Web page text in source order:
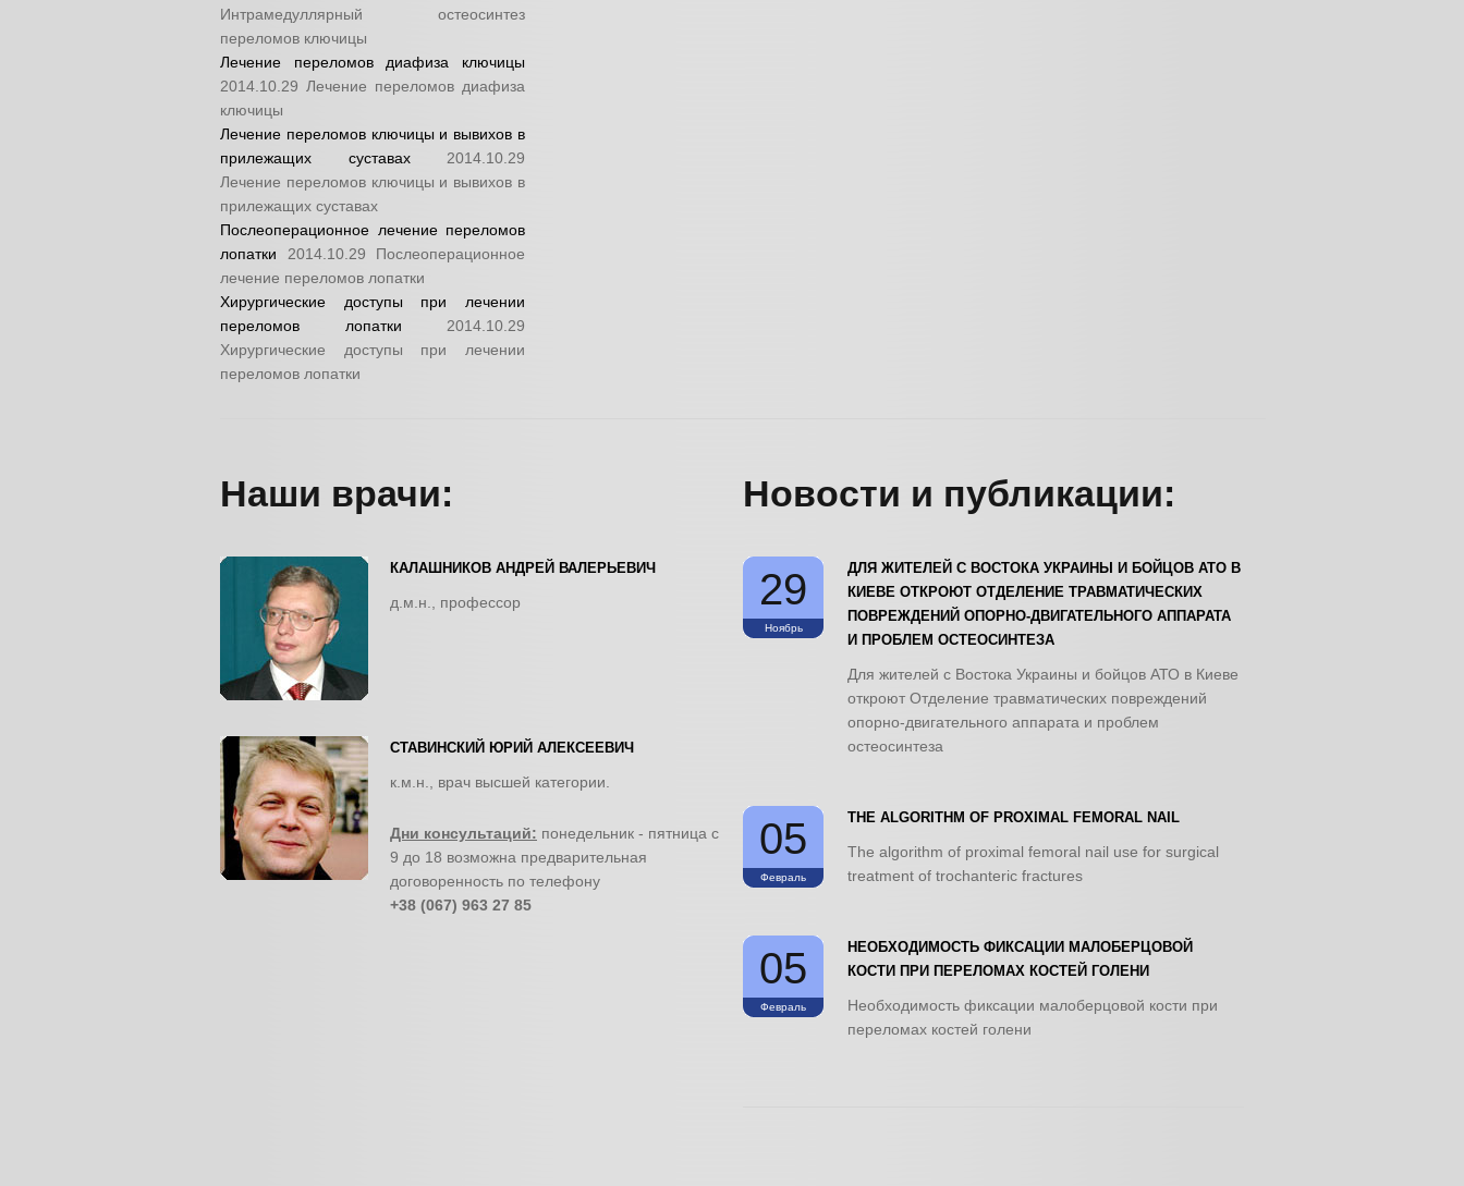
Интрамедуллярный остеосинтез
переломов ключицы
Лечение переломов диафиза ключицы
2014.10.29 Лечение переломов диафиза
ключицы
Лечение переломов ключицы и вывихов в
прилежащих суставах
2014.10.29
Лечение переломов ключицы и вывихов в
прилежащих суставах
Послеоперационное лечение переломов
лопатки
2014.10.29
Послеоперационное
лечение переломов лопатки
Хирургические доступы при лечении
переломов лопатки
2014.10.29
Хирургические доступы при лечении
переломов лопатки
Наши врачи:
КАЛАШНИКОВ АНДРЕЙ ВАЛЕРЬЕВИЧ
д.м.н., профессор
СТАВИНСКИЙ ЮРИЙ АЛЕКСЕЕВИЧ
к.м.н., врач высшей категории.
Дни консультаций: понедельник - пятница с
9 до 18 возможна предварительная
договоренность по телефону
+38 (067) 963 27 85
Новости и публикации:
29
Ноябрь
ДЛЯ ЖИТЕЛЕЙ С ВОСТОКА УКРАИНЫ И БОЙЦОВ АТО В
КИЕВЕ ОТКРОЮТ ОТДЕЛЕНИЕ ТРАВМАТИЧЕСКИХ
ПОВРЕЖДЕНИЙ ОПОРНО-ДВИГАТЕЛЬНОГО АППАРАТА
И ПРОБЛЕМ ОСТЕОСИНТЕЗА
Для жителей с Востока Украины и бойцов АТО в Киеве
откроют Отделение травматических повреждений
опорно-двигательного аппарата и проблем
остеосинтеза
05
Февраль
THE ALGORITHM OF PROXIMAL FEMORAL NAIL
The algorithm of proximal femoral nail use for surgical
treatment of trochanteric fractures
05
Февраль
НЕОБХОДИМОСТЬ ФИКСАЦИИ МАЛОБЕРЦОВОЙ
КОСТИ ПРИ ПЕРЕЛОМАХ КОСТЕЙ ГОЛЕНИ
Необходимость фиксации малоберцовой кости при
переломах костей голени